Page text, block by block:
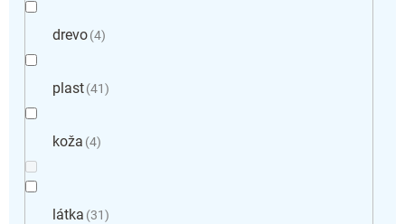
drevo 4
plast 41
koža 4
látka 31